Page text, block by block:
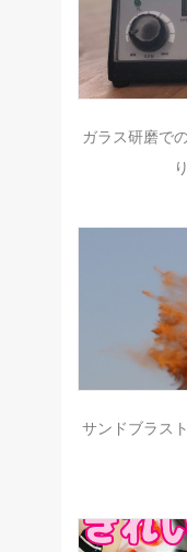
ガラス研磨で
サンドブラス